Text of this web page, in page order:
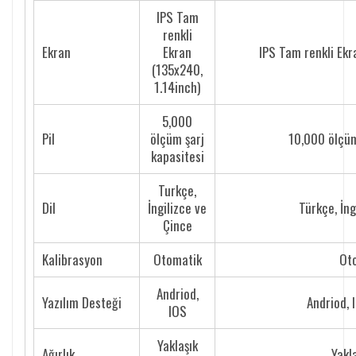
Ekran
IPS Tam
renkli
Ekran
(135x240,
1.14inch)
IPS Tam renkli
Pil
5,000
ölçüm şarj
kapasitesi
10,000
Dil
Turkçe,
İngilizce ve
Çince
Türkçe,
Kalibrasyon Otomatik
Yazılım Desteği
Andriod,
IOS
Andriod,
Yaklaşık